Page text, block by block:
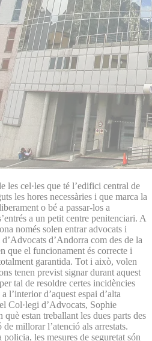
les cel·les que té l’edifici central de
les hores necessàries i que marca la
o bé a passar-los a
a un petit centre penitenciari. A
només solen entrar advocats i
d’Andorra com des de la
que el funcionament és correcte i
garantida. Tot i això, volen
tenen previst signar durant aquest
tal de resoldre certes incidències
l’interior d’aquest espai d’alta
Col·legi d’Advocats, Sophie
estan treballant les dues parts des
millorar l’atenció als arrestats.
policia, les mesures de seguretat són